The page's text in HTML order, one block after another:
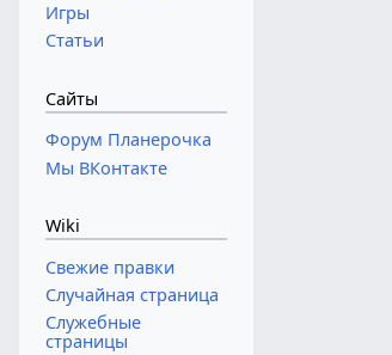
Игры
Статьи
Сайты
Форум Планерочка
Мы ВКонтакте
Wiki
Свежие правки
Случайная страница
Служебные
страницы